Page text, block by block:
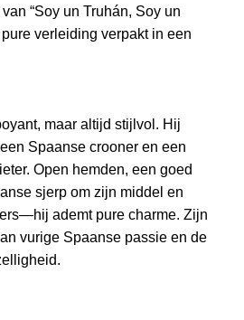
“Soy un Truhán, Soy un
verleiding verpakt in een
maar altijd stijlvol. Hij
Spaanse crooner en een
Open hemden, een goed
sjerp om zijn middel en
ademt pure charme. Zijn
vurige Spaanse passie en de